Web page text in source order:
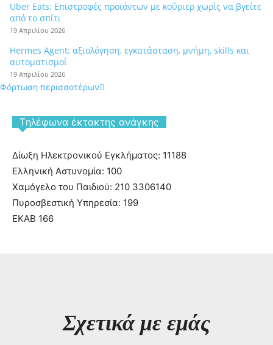
Uber Eats: Επιστροφές προϊόντων με κούριερ χωρίς να βγείτε
από το σπίτι
19 Απριλίου 2026
Hermes Agent: αξιολόγηση, εγκατάσταση, μνήμη, skills και
αυτοματισμοί
19 Απριλίου 2026
Φόρτωση περισσοτέρων
Tηλέφωνα έκτακτης ανάγκης
Δίωξη Ηλεκτρονικού Εγκλήματος: 11188
Ελληνική Αστυνομία: 100
Χαμόγελο του Παιδιού: 210 3306140
Πυροσβεστική Υπηρεσία: 199
ΕΚΑΒ 166
Σχετικά με εμάς